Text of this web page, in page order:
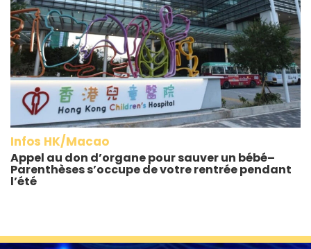
Infos HK/Macao
Appel au don d’organe pour sauver un bébé–
Parenthèses s’occupe de votre rentrée pendant
l’été